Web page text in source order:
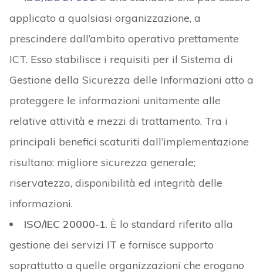
applicato a qualsiasi organizzazione, a
prescindere dall’ambito operativo prettamente
ICT. Esso stabilisce i requisiti per il Sistema di
Gestione della Sicurezza delle Informazioni atto a
proteggere le informazioni unitamente alle
relative attività e mezzi di trattamento. Tra i
principali benefici scaturiti dall’implementazione
risultano: migliore sicurezza generale;
riservatezza, disponibilità ed integrità delle
informazioni.
ISO/IEC 20000-1. È lo standard riferito alla
gestione dei servizi IT e fornisce supporto
soprattutto a quelle organizzazioni che erogano